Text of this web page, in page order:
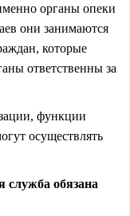
органы опеки
они занимаются
которые
ответственны за
функции
осуществлять
служба обязана